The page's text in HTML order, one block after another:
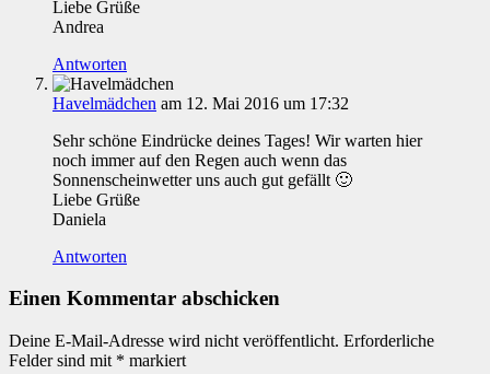
Liebe Grüße
Andrea
Antworten
Havelmädchen am 12. Mai 2016 um 17:32
Sehr schöne Eindrücke deines Tages! Wir warten hier
noch immer auf den Regen auch wenn das
Sonnenscheinwetter uns auch gut gefällt 🙂
Liebe Grüße
Daniela
Antworten
Einen Kommentar abschicken
Deine E-Mail-Adresse wird nicht veröffentlicht. Erforderliche
Felder sind mit * markiert